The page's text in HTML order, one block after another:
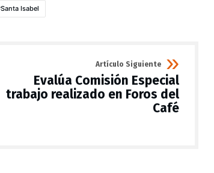
Santa Isabel
Artículo Siguiente
Evalúa Comisión Especial
trabajo realizado en Foros del
Café